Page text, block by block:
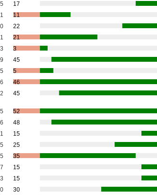
17
11
22
21
3
45
5
46
45
52
48
15
25
35
15
15
30